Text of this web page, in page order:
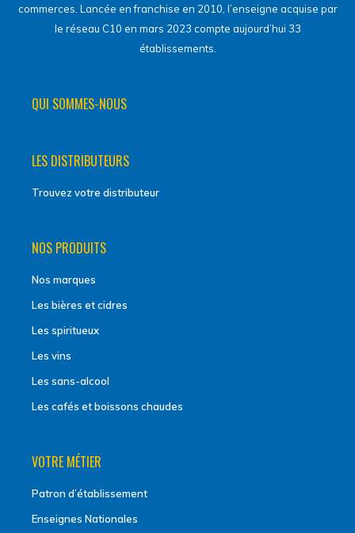
commerces. Lancée en franchise en 2010, l’enseigne acquise par
le réseau C10 en mars 2023 compte aujourd’hui 33
établissements.
QUI SOMMES-NOUS
LES DISTRIBUTEURS
Trouvez votre distributeur
NOS PRODUITS
Nos marques
Les bières et cidres
Les spiritueux
Les vins
Les sans-alcool
Les cafés et boissons chaudes
VOTRE MÉTIER
Patron d’établissement
Enseignes Nationales